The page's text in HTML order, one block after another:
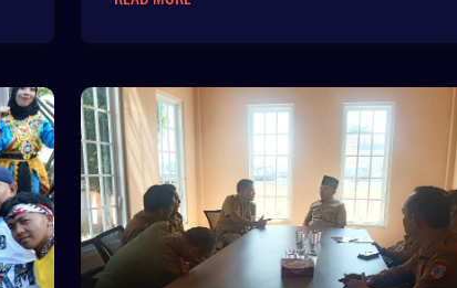
Sumenep dan satu lagi tujuan Ponorogo.